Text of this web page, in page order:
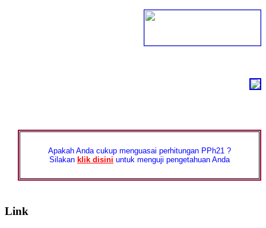
Apakah Anda cukup menguasai perhitungan PPh21 ?
Silakan klik disini untuk menguji pengetahuan Anda
Link